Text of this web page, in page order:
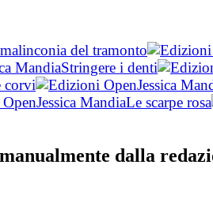
del tramonto
MandiaStringere i denti
corvi Jessica
Jessica MandiaLe scarpe rosa
dalla